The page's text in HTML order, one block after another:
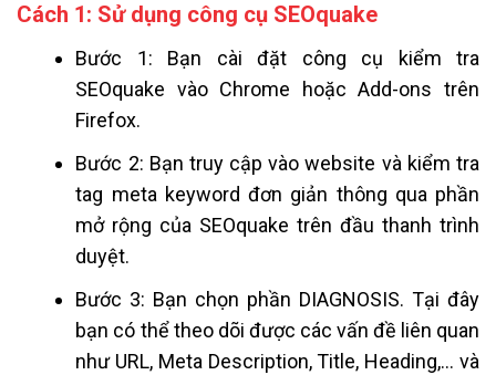
Cách 1: Sử dụng công cụ SEOquake
Bước 1: Bạn cài đặt công cụ kiểm tra
SEOquake vào Chrome hoặc Add-ons trên
Firefox.
Bước 2: Bạn truy cập vào website và kiểm tra
tag meta keyword đơn giản thông qua phần
mở rộng của SEOquake trên đầu thanh trình
duyệt.
Bước 3: Bạn chọn phần DIAGNOSIS. Tại đây
bạn có thể theo dõi được các vấn đề liên quan
như URL, Meta Description, Title, Heading,… và